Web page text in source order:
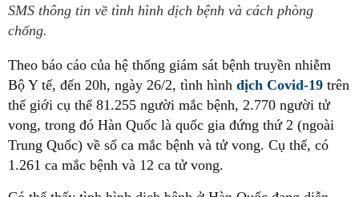
SMS thông tin về tình hình dịch bệnh và cách phòng
chống.
Theo báo cáo của hệ thống giám sát bệnh truyền nhiễm
Bộ Y tế, đến 20h, ngày 26/2, tình hình dịch Covid-19 trên
thế giới cụ thể 81.255 người mắc bệnh, 2.770 người tử
vong, trong đó Hàn Quốc là quốc gia đứng thứ 2 (ngoài
Trung Quốc) về số ca mắc bệnh và tử vong. Cụ thể, có
1.261 ca mắc bệnh và 12 ca tử vong.